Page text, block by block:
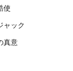
使
ャック
真意